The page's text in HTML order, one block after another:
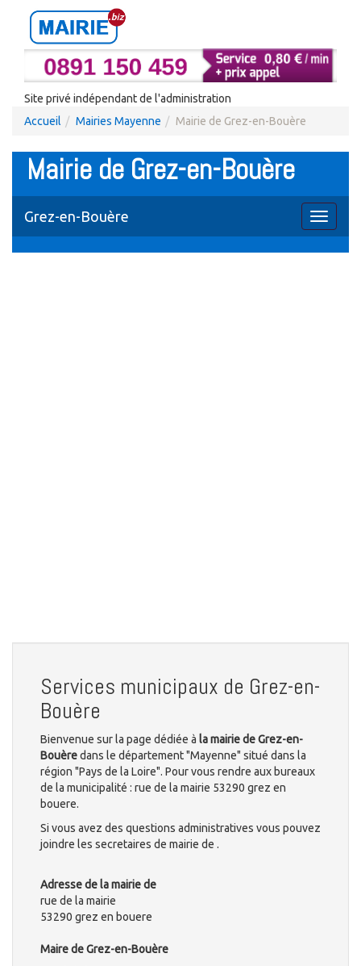
Site privé indépendant de l'administration
Accueil
Mairies Mayenne Mairie de Grez-en-Bouère
Mairie de Grez-en-Bouère
Toggle
Grez-en-Bouère
Services municipaux de Grez-en-
Bouère
Bienvenue sur la page dédiée à la mairie de Grez-en-
Bouèredans le département "Mayenne" situé dans la
région "Pays de la Loire". Pour vous rendre aux bureaux
de la municipalité : rue de la mairie 53290 grez en
bouere.
Si vous avez des questions administratives vous pouvez
joindre les secretaires de mairie de .
Adresse de la mairie de
rue de la mairie
53290 grez en bouere
Maire de Grez-en-Bouère